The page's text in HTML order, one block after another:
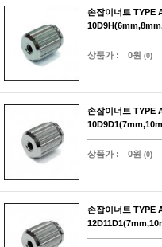
손잡이너트 TYPE
상품가 : 0원 (0)
손잡이너트 TYPE
상품가 : 0원 (0)
손잡이너트 TYPE